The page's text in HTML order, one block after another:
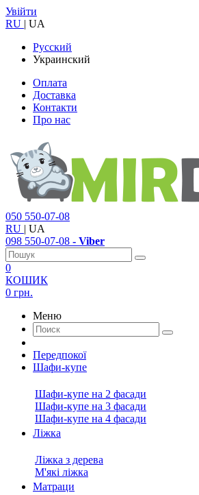
Увійти
RU | UA
Русский
Украинский
Оплата
Доставка
Контакти
Про нас
050 550-07-08
RU | UA
098 550-07-08 - Viber
0
КОШИК
0 грн.
Меню
Передпокої
Шафи-купе
Шафи-купе на 2 фасади
Шафи-купе на 3 фасади
Шафи-купе на 4 фасади
Ліжка
Ліжка з дерева
М'які ліжка
Матраци